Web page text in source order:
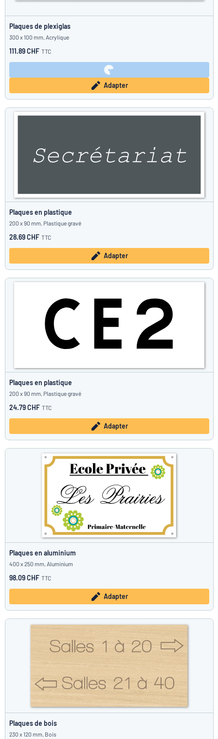
Plaques de plexiglas
300 x 100 mm, Acrylique
111.89 CHF TTC
Adapter
Plaques en plastique
200 x 90 mm, Plastique gravé
28.69 CHF TTC
Adapter
Plaques en plastique
200 x 90 mm, Plastique gravé
24.79 CHF TTC
Adapter
Plaques en aluminium
400 x 250 mm, Aluminium
98.09 CHF TTC
Adapter
Plaques de bois
230 x 120 mm, Bois